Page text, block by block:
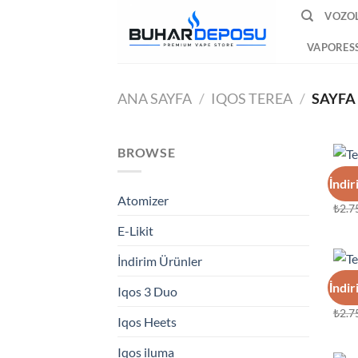
ANA SAYFA / IQOS TEREA / SAYFA
BROWSE
Atomizer
E-Likit
İndirim Ürünler
Iqos 3 Duo
Iqos Heets
Iqos iluma
₺
₺